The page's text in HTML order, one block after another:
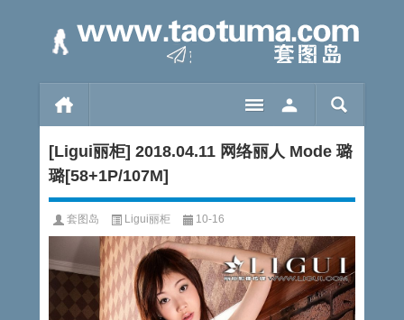
[Ligui丽柜] 2018.04.11 网络丽人 Mode 璐
璐[58+1P/107M]
套图岛 Ligui丽柜 10-16